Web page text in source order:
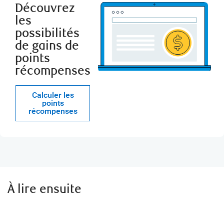
Découvrez
les
possibilités
de gains de
points
récompenses
Calculer les
points
récompenses
À lire ensuite